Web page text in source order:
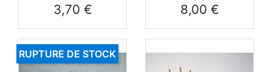
Prix
3,70 € Prix
8,00 €
RUPTURE DE STOCK